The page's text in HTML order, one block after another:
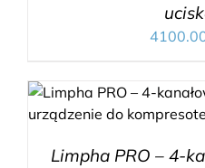
Limpha PRO – 4-